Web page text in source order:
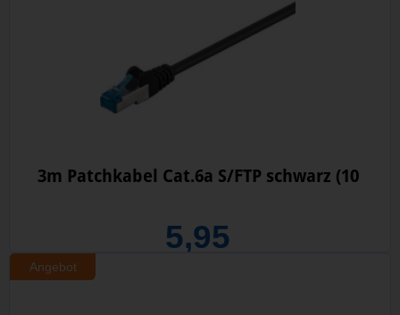
3m Patchkabel Cat.6a S/FTP schwarz (10
5,95
Angebot